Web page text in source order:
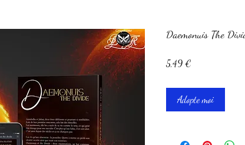
Daemonuis The
5,49 €
Adopte moi